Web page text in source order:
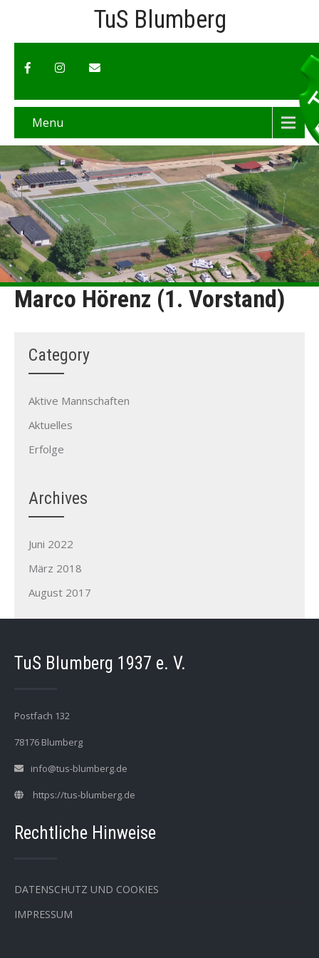
TuS Blumberg
Menu
Marco Hörenz (1. Vorstand)
Category
Aktive Mannschaften
Aktuelles
Erfolge
Archives
Juni 2022
März 2018
August 2017
TuS Blumberg 1937 e. V.
Postfach 132
78176 Blumberg
info@tus-blumberg.de
https://tus-blumberg.de
Rechtliche Hinweise
DATENSCHUTZ UND COOKIES
IMPRESSUM